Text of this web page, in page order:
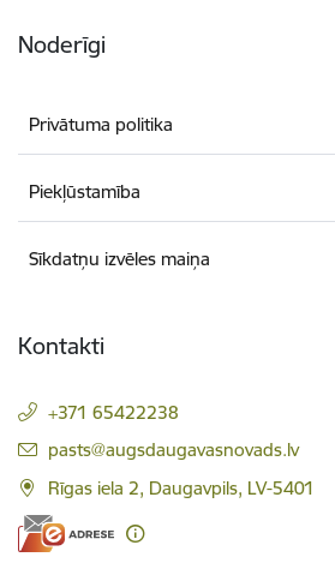
Noderīgi
Privātuma politika
Piekļūstamība
Sīkdatņu izvēles maiņa
Kontakti
+371 65422238
E-pasts:
pasts@augsdaugavasnovads.lv
Rīgas iela 2, Daugavpils, LV-5401